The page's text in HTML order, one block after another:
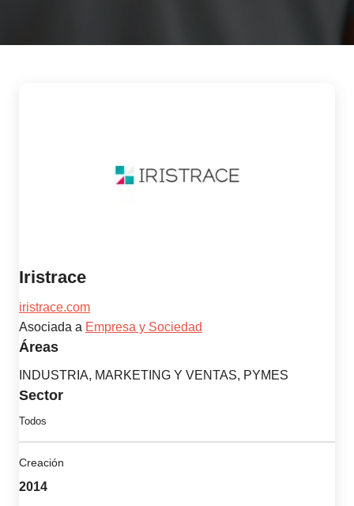
Iristrace
iristrace.com
Asociada a Empresa y Sociedad
Áreas
INDUSTRIA, MARKETING Y VENTAS, PYMES
Sector
Todos
Creación
2014